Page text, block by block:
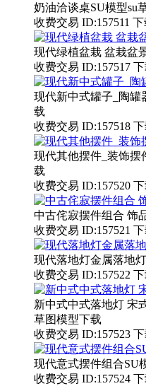
奶油洽谈桌SU模型su
收费交易 ID:157511 下
现代绿植盆栽 盆栽盆
收费交易 ID:157517
现代新中式罐子_陶罐
载
收费交易 ID:157518
现代其他摆件_装饰摆
载
收费交易 ID:157520
中古侘寂摆件组合 饰
收费交易 ID:157521
现代落地灯金属落地
收费交易 ID:157522
新中式中式落地灯 宋
草图模型下载
收费交易 ID:157523
现代意式摆件组合SU
收费交易 ID:157524